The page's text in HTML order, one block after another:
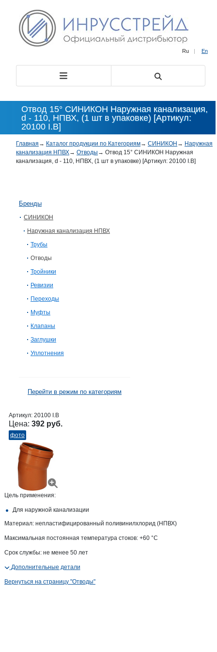
Ru | En
Отвод 15° СИНИКОН Наружная канализация,
d - 110, НПВХ, (1 шт в упаковке) [Артикул:
20100 I.B]
Главная → Каталог продукции по Категориям→ СИНИКОН → Наружная
канализация НПВХ→ Отводы → Отвод 15° СИНИКОН Наружная
канализация, d - 110, НПВХ, (1 шт в упаковке) [Артикул: 20100 I.B]
Бренды
СИНИКОН
Наружная канализация НПВХ
Трубы
Отводы
Тройники
Ревизии
Переходы
Муфты
Клапаны
Заглушки
Уплотнения
Перейти в режим по категориям
Артикул: 20100 I.B
Цена: 392 руб.
фото
Цель применения:
Для наружной канализации
Материал: непластифицированный поливинилхлорид (НПВХ)
Максимальная постоянная температура стоков: +60 °С
Срок службы: не менее 50 лет
Дополнительные детали
Вернуться на страницу "Отводы"